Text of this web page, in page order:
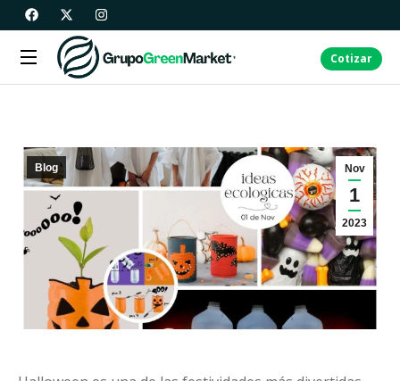
Cotizar
Nov
1
2023
Blog